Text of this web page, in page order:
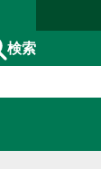
検索